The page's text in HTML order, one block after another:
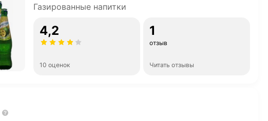
Газированные напитки
4,2
10 оценок
1
отзыв
Читать отзывы